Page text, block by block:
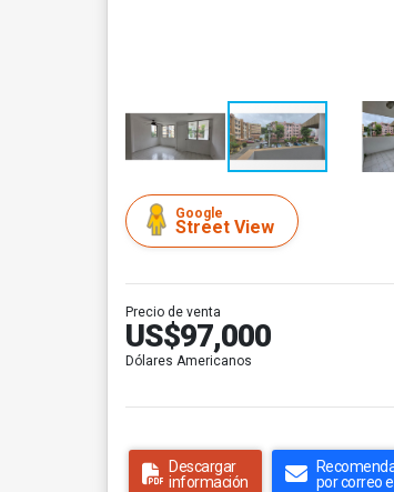
Google
Street View
Precio de venta
US$97,000
Dólares Americanos
Descargar
información
por correo